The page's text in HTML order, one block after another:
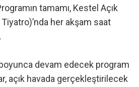
tamamı, Kestel Açık
her akşam saat
devam edecek program
açık havada gerçekleştirilecek